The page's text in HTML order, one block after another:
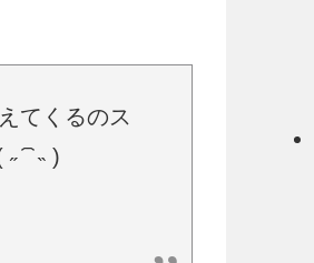
てくるのス
˵ )